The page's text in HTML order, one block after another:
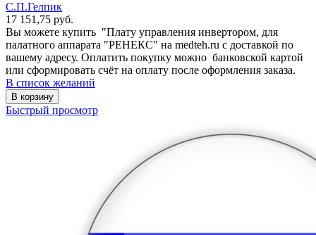
С.П.Гелпик
17 151,75 руб.
Вы можете купить "Плату управления инвертором, для
палатного аппарата "РЕНЕКС" на medteh.ru с доставкой по
вашему адресу. Оплатить покупку можно банковской картой
или сформировать счёт на оплату после оформления заказа.
В список желаний
В корзину
Быстрый просмотр